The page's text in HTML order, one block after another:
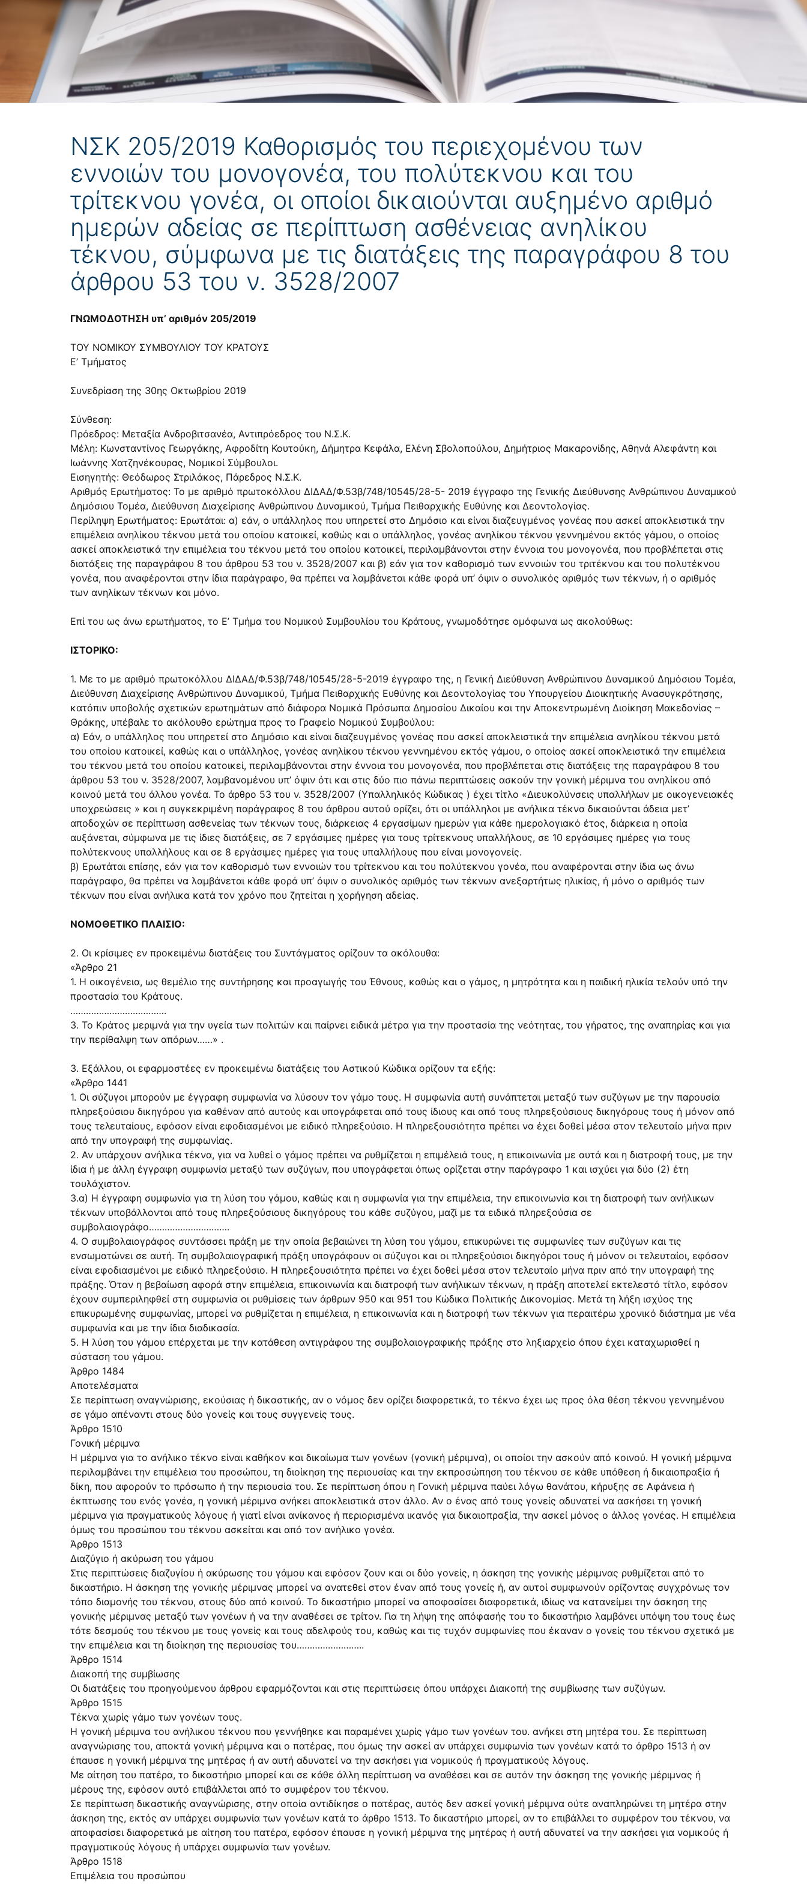
ΝΣΚ 205/2019 Καθορισμός του περιεχομένου των
εννοιών του μονογονέα, του πολύτεκνου και του
τρίτεκνου γονέα, οι οποίοι δικαιούνται αυξημένο αριθμό
ημερών αδείας σε περίπτωση ασθένειας ανηλίκου
τέκνου, σύμφωνα με τις διατάξεις της παραγράφου 8 του
άρθρου 53 του ν. 3528/2007
ΓΝΩΜΟΔΟΤΗΣΗ υπ’ αριθμόν 205/2019
ΤΟΥ ΝΟΜΙΚΟΥ ΣΥΜΒΟΥΛΙΟΥ ΤΟΥ ΚΡΑΤΟΥΣ
Ε’ Τμήματος
Συνεδρίαση της 30ης Οκτωβρίου 2019
Σύνθεση:
Πρόεδρος: Μεταξία Ανδροβιτσανέα, Αντιπρόεδρος του Ν.Σ.Κ.
Μέλη: Κωνσταντίνος Γεωργάκης, Αφροδίτη Κουτούκη, Δήμητρα Κεφάλα, Ελένη Σβολοπούλου, Δημήτριος Μακαρονίδης, Αθηνά Αλεφάντη και
Ιωάννης Χατζηνέκουρας, Νομικοί Σύμβουλοι.
Εισηγητής: Θεόδωρος Στριλάκος, Πάρεδρος Ν.Σ.Κ.
Αριθμός Ερωτήματος: Το με αριθμό πρωτοκόλλου ΔΙΔΑΔ/Φ.53β/748/10545/28-5- 2019 έγγραφο της Γενικής Διεύθυνσης Ανθρώπινου Δυναμικού
Δημόσιου Τομέα, Διεύθυνση Διαχείρισης Ανθρώπινου Δυναμικού, Τμήμα Πειθαρχικής Ευθύνης και Δεοντολογίας.
Περίληψη Ερωτήματος: Ερωτάται: α) εάν, ο υπάλληλος που υπηρετεί στο Δημόσιο και είναι διαζευγμένος γονέας που ασκεί αποκλειστικά την
επιμέλεια ανηλίκου τέκνου μετά του οποίου κατοικεί, καθώς και ο υπάλληλος, γονέας ανηλίκου τέκνου γεννημένου εκτός γάμου, ο οποίος
ασκεί αποκλειστικά την επιμέλεια του τέκνου μετά του οποίου κατοικεί, περιλαμβάνονται στην έννοια του μονογονέα, που προβλέπεται στις
διατάξεις της παραγράφου 8 του άρθρου 53 του ν. 3528/2007 και β) εάν για τον καθορισμό των εννοιών του τριτέκνου και του πολυτέκνου
γονέα, που αναφέρονται στην ίδια παράγραφο, θα πρέπει να λαμβάνεται κάθε φορά υπ’ όψιν ο συνολικός αριθμός των τέκνων, ή ο αριθμός
των ανηλίκων τέκνων και μόνο.
Επί του ως άνω ερωτήματος, το Ε’ Τμήμα του Νομικού Συμβουλίου του Κράτους, γνωμοδότησε ομόφωνα ως ακολούθως:
ΙΣΤΟΡΙΚΟ:
1. Με το με αριθμό πρωτοκόλλου ΔΙΔΑΔ/Φ.53β/748/10545/28-5-2019 έγγραφο της, η Γενική Διεύθυνση Ανθρώπινου Δυναμικού Δημόσιου Τομέα,
Διεύθυνση Διαχείρισης Ανθρώπινου Δυναμικού, Τμήμα Πειθαρχικής Ευθύνης και Δεοντολογίας του Υπουργείου Διοικητικής Ανασυγκρότησης,
κατόπιν υποβολής σχετικών ερωτημάτων από διάφορα Νομικά Πρόσωπα Δημοσίου Δικαίου και την Αποκεντρωμένη Διοίκηση Μακεδονίας –
Θράκης, υπέβαλε το ακόλουθο ερώτημα προς το Γραφείο Νομικού Συμβούλου:
α) Εάν, ο υπάλληλος που υπηρετεί στο Δημόσιο και είναι διαζευγμένος γονέας που ασκεί αποκλειστικά την επιμέλεια ανηλίκου τέκνου μετά
του οποίου κατοικεί, καθώς και ο υπάλληλος, γονέας ανηλίκου τέκνου γεννημένου εκτός γάμου, ο οποίος ασκεί αποκλειστικά την επιμέλεια
του τέκνου μετά του οποίου κατοικεί, περιλαμβάνονται στην έννοια του μονογονέα, που προβλέπεται στις διατάξεις της παραγράφου 8 του
άρθρου 53 του ν. 3528/2007, λαμβανομένου υπ’ όψιν ότι και στις δύο πιο πάνω περιπτώσεις ασκούν την γονική μέριμνα του ανηλίκου από
κοινού μετά του άλλου γονέα. Το άρθρο 53 του ν. 3528/2007 (Υπαλληλικός Κώδικας ) έχει τίτλο «Διευκολύνσεις υπαλλήλων με οικογενειακές
υποχρεώσεις » και η συγκεκριμένη παράγραφος 8 του άρθρου αυτού ορίζει, ότι οι υπάλληλοι με ανήλικα τέκνα δικαιούνται άδεια μετ’
αποδοχών σε περίπτωση ασθενείας των τέκνων τους, διάρκειας 4 εργασίμων ημερών για κάθε ημερολογιακό έτος, διάρκεια η οποία
αυξάνεται, σύμφωνα με τις ίδιες διατάξεις, σε 7 εργάσιμες ημέρες για τους τρίτεκνους υπαλλήλους, σε 10 εργάσιμες ημέρες για τους
πολύτεκνους υπαλλήλους και σε 8 εργάσιμες ημέρες για τους υπαλλήλους που είναι μονογονείς.
β) Ερωτάται επίσης, εάν για τον καθορισμό των εννοιών του τρίτεκνου και του πολύτεκνου γονέα, που αναφέρονται στην ίδια ως άνω
παράγραφο, θα πρέπει να λαμβάνεται κάθε φορά υπ’ όψιν ο συνολικός αριθμός των τέκνων ανεξαρτήτως ηλικίας, ή μόνο ο αριθμός των
τέκνων που είναι ανήλικα κατά τον χρόνο που ζητείται η χορήγηση αδείας.
ΝΟΜΟΘΕΤΙΚΟ ΠΛΑΙΣΙΟ:
2. Οι κρίσιμες εν προκειμένω διατάξεις του Συντάγματος ορίζουν τα ακόλουθα:
«Άρθρο 21
1. Η οικογένεια, ως θεμέλιο της συντήρησης και προαγωγής του Έθνους, καθώς και ο γάμος, η μητρότητα και η παιδική ηλικία τελούν υπό την
προστασία του Κράτους.
……………………………….
3. Το Κράτος μεριμνά για την υγεία των πολιτών και παίρνει ειδικά μέτρα για την προστασία της νεότητας, του γήρατος, της αναπηρίας και για
την περίθαλψη των απόρων……» .
3. Εξάλλου, οι εφαρμοστέες εν προκειμένω διατάξεις του Αστικού Κώδικα ορίζουν τα εξής:
«Άρθρο 1441
1. Οι σύζυγοι μπορούν με έγγραφη συμφωνία να λύσουν τον γάμο τους. Η συμφωνία αυτή συνάπτεται μεταξύ των συζύγων με την παρουσία
πληρεξούσιου δικηγόρου για καθέναν από αυτούς και υπογράφεται από τους ίδιους και από τους πληρεξούσιους δικηγόρους τους ή μόνον από
τους τελευταίους, εφόσον είναι εφοδιασμένοι με ειδικό πληρεξούσιο. Η πληρεξουσιότητα πρέπει να έχει δοθεί μέσα στον τελευταίο μήνα πριν
από την υπογραφή της συμφωνίας.
2. Αν υπάρχουν ανήλικα τέκνα, για να λυθεί ο γάμος πρέπει να ρυθμίζεται η επιμέλειά τους, η επικοινωνία με αυτά και η διατροφή τους, με την
ίδια ή με άλλη έγγραφη συμφωνία μεταξύ των συζύγων, που υπογράφεται όπως ορίζεται στην παράγραφο 1 και ισχύει για δύο (2) έτη
τουλάχιστον.
3.α) Η έγγραφη συμφωνία για τη λύση του γάμου, καθώς και η συμφωνία για την επιμέλεια, την επικοινωνία και τη διατροφή των ανήλικων
τέκνων υποβάλλονται από τους πληρεξούσιους δικηγόρους του κάθε συζύγου, μαζί με τα ειδικά πληρεξούσια σε
συμβολαιογράφο………………………….
4. Ο συμβολαιογράφος συντάσσει πράξη με την οποία βεβαιώνει τη λύση του γάμου, επικυρώνει τις συμφωνίες των συζύγων και τις
ενσωματώνει σε αυτή. Τη συμβολαιογραφική πράξη υπογράφουν οι σύζυγοι και οι πληρεξούσιοι δικηγόροι τους ή μόνον οι τελευταίοι, εφόσον
είναι εφοδιασμένοι με ειδικό πληρεξούσιο. Η πληρεξουσιότητα πρέπει να έχει δοθεί μέσα στον τελευταίο μήνα πριν από την υπογραφή της
πράξης. Όταν η βεβαίωση αφορά στην επιμέλεια, επικοινωνία και διατροφή των ανήλικων τέκνων, η πράξη αποτελεί εκτελεστό τίτλο, εφόσον
έχουν συμπεριληφθεί στη συμφωνία οι ρυθμίσεις των άρθρων 950 και 951 του Κώδικα Πολιτικής Δικονομίας. Μετά τη λήξη ισχύος της
επικυρωμένης συμφωνίας, μπορεί να ρυθμίζεται η επιμέλεια, η επικοινωνία και η διατροφή των τέκνων για περαιτέρω χρονικό διάστημα με νέα
συμφωνία και με την ίδια διαδικασία.
5. Η λύση του γάμου επέρχεται με την κατάθεση αντιγράφου της συμβολαιογραφικής πράξης στο ληξιαρχείο όπου έχει καταχωρισθεί η
σύσταση του γάμου.
Άρθρο 1484
Αποτελέσματα
Σε περίπτωση αναγνώρισης, εκούσιας ή δικαστικής, αν ο νόμος δεν ορίζει διαφορετικά, το τέκνο έχει ως προς όλα θέση τέκνου γεννημένου
σε γάμο απέναντι στους δύο γονείς και τους συγγενείς τους.
Άρθρο 1510
Γονική μέριμνα
Η μέριμνα για το ανήλικο τέκνο είναι καθήκον και δικαίωμα των γονέων (γονική μέριμνα), οι οποίοι την ασκούν από κοινού. Η γονική μέριμνα
περιλαμβάνει την επιμέλεια του προσώπου, τη διοίκηση της περιουσίας και την εκπροσώπηση του τέκνου σε κάθε υπόθεση ή δικαιοπραξία ή
δίκη, που αφορούν το πρόσωπο ή την περιουσία του. Σε περίπτωση όπου η Γονική μέριμνα παύει λόγω θανάτου, κήρυξης σε Αφάνεια ή
έκπτωσης του ενός γονέα, η γονική μέριμνα ανήκει αποκλειστικά στον άλλο. Αν ο ένας από τους γονείς αδυνατεί να ασκήσει τη γονική
μέριμνα για πραγματικούς λόγους ή γιατί είναι ανίκανος ή περιορισμένα ικανός για δικαιοπραξία, την ασκεί μόνος ο άλλος γονέας. Η επιμέλεια
όμως του προσώπου του τέκνου ασκείται και από τον ανήλικο γονέα.
Άρθρο 1513
Διαζύγιο ή ακύρωση του γάμου
Στις περιπτώσεις διαζυγίου ή ακύρωσης του γάμου και εφόσον ζουν και οι δύο γονείς, η άσκηση της γονικής μέριμνας ρυθμίζεται από το
δικαστήριο. Η άσκηση της γονικής μέριμνας μπορεί να ανατεθεί στον έναν από τους γονείς ή, αν αυτοί συμφωνούν ορίζοντας συγχρόνως τον
τόπο διαμονής του τέκνου, στους δύο από κοινού. Το δικαστήριο μπορεί να αποφασίσει διαφορετικά, ιδίως να κατανείμει την άσκηση της
γονικής μέριμνας μεταξύ των γονέων ή να την αναθέσει σε τρίτον. Για τη λήψη της απόφασής του το δικαστήριο λαμβάνει υπόψη του τους έως
τότε δεσμούς του τέκνου με τους γονείς και τους αδελφούς του, καθώς και τις τυχόν συμφωνίες που έκαναν ο γονείς του τέκνου σχετικά με
την επιμέλεια και τη διοίκηση της περιουσίας του……………………..
Άρθρο 1514
Διακοπή της συμβίωσης
Οι διατάξεις του προηγούμενου άρθρου εφαρμόζονται και στις περιπτώσεις όπου υπάρχει Διακοπή της συμβίωσης των συζύγων.
Άρθρο 1515
Τέκνα χωρίς γάμο των γονέων τους.
Η γονική μέριμνα του ανήλικου τέκνου που γεννήθηκε και παραμένει χωρίς γάμο των γονέων του. ανήκει στη μητέρα του. Σε περίπτωση
αναγνώρισης του, αποκτά γονική μέριμνα και ο πατέρας, που όμως την ασκεί αν υπάρχει συμφωνία των γονέων κατά το άρθρο 1513 ή αν
έπαυσε η γονική μέριμνα της μητέρας ή αν αυτή αδυνατεί να την ασκήσει για νομικούς ή πραγματικούς λόγους.
Με αίτηση του πατέρα, το δικαστήριο μπορεί και σε κάθε άλλη περίπτωση να αναθέσει και σε αυτόν την άσκηση της γονικής μέριμνας ή
μέρους της, εφόσον αυτό επιβάλλεται από το συμφέρον του τέκνου.
Σε περίπτωση δικαστικής αναγνώρισης, στην οποία αντιδίκησε ο πατέρας, αυτός δεν ασκεί γονική μέριμνα ούτε αναπληρώνει τη μητέρα στην
άσκηση της, εκτός αν υπάρχει συμφωνία των γονέων κατά το άρθρο 1513. Το δικαστήριο μπορεί, αν το επιβάλλει το συμφέρον του τέκνου, να
αποφασίσει διαφορετικά με αίτηση του πατέρα, εφόσον έπαυσε η γονική μέριμνα της μητέρας ή αυτή αδυνατεί να την ασκήσει για νομικούς ή
πραγματικούς λόγους ή υπάρχει συμφωνία των γονέων.
Άρθρο 1518
Επιμέλεια του προσώπου